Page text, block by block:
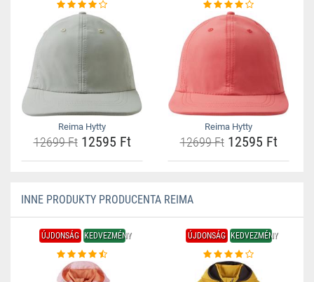
Reima Hytty
12699 Ft12595 Ft
Reima Hytty
12699 Ft12595 Ft
INNE PRODUKTY PRODUCENTA REIMA
ÚJDONSÁG KEDVEZMÉNY ÚJDONSÁG KEDVEZMÉNY